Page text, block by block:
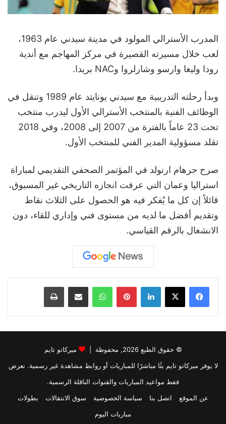
المدرب الأسترالي المولود في مدينة سيدني عام 1963،
لعب خلال مسيرته القصيرة في مركز المهاجم مع أندية
رودا وليغا وارسو وشارلروا وNAC بريدا.
وبدأ رحلته التدريبية مع سيدني يونايتد عام 1989 وتنقل في
الوظائف الفنية بالمنتخب الأسترالي الأول ليدرب منتخب
تحت 23 عاماً بالفترة من 2007 إلى 2008، وفي 2018
تقلد مسؤولية المدير الفني للمنتخب الأول.
صرح جرهام ارنولد في المؤتمر الصحفي التقديمي لمباراة
استراليا وعمان التي عرفت انجازه التاريخي غير المسبوق،
قائلاً إن كل ما يُفكر فيه هو الحصول على الثلاث نقاط
وتقديم أفضل ما لديه من مستوى فني وإداري للقاء، دون
الانشغال بالرقم القياسي.
لينكدإن بينتيريست واتساب
© حقوق الطبع 2026, محفوظة |
ميركاتو تايم
لا يوفر ميركاتو تايم بثًا مباشرًا للمباريات أو روابط مشاهدة غير رسمية. نعرض
فقط مواعيد المباريات والقنوات الناقلة الرسمية.
عن الموقع
اتصل بنا سياسة الخصوصية سوق الانتقالات
بطولات
مباريات اليوم